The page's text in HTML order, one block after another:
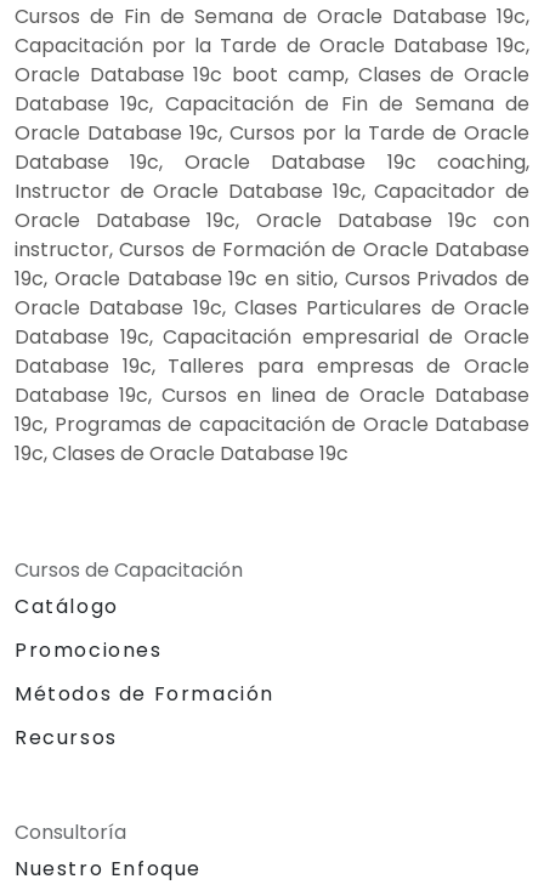
Cursos de Fin de Semana de Oracle Database 19c,
Capacitación por la Tarde de Oracle Database 19c,
Oracle Database 19c boot camp, Clases de Oracle
Database 19c, Capacitación de Fin de Semana de
Oracle Database 19c, Cursos por la Tarde de Oracle
Database 19c, Oracle Database 19c coaching,
Instructor de Oracle Database 19c, Capacitador de
Oracle Database 19c, Oracle Database 19c con
instructor, Cursos de Formación de Oracle Database
19c, Oracle Database 19c en sitio, Cursos Privados de
Oracle Database 19c, Clases Particulares de Oracle
Database 19c, Capacitación empresarial de Oracle
Database 19c, Talleres para empresas de Oracle
Database 19c, Cursos en linea de Oracle Database
19c, Programas de capacitación de Oracle Database
19c, Clases de Oracle Database 19c
Cursos de Capacitación
Catálogo
Promociones
Métodos de Formación
Recursos
Consultoría
Nuestro Enfoque